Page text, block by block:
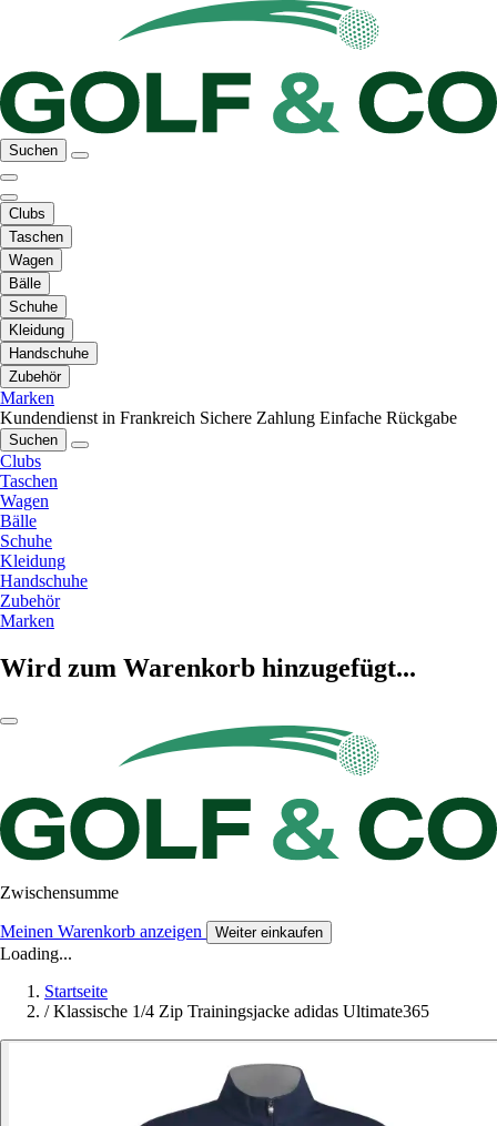
Suchen
Clubs
Taschen
Wagen
Bälle
Schuhe
Kleidung
Handschuhe
Zubehör
Marken
Kundendienst in Frankreich Sichere Zahlung Einfache Rückgabe
Suchen
Clubs
Taschen
Wagen
Bälle
Schuhe
Kleidung
Handschuhe
Zubehör
Marken
Wird zum Warenkorb hinzugefügt...
Zwischensumme
Meinen Warenkorb anzeigen Weiter einkaufen
Loading...
Startseite
/ Klassische 1/4 Zip Trainingsjacke adidas Ultimate365